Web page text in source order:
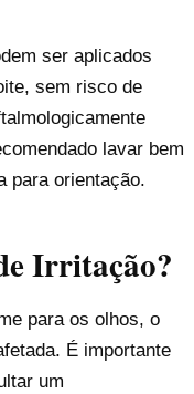
ser aplicados
sem risco de
lavar bem
para orientação.
Irritação?
para os olhos, o
É importante
um